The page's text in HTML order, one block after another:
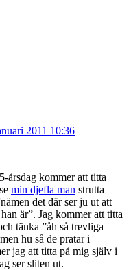
2011 10:36
årsdag kommer att titta
min djefla man strutta
det där ser ju ut att
är”. Jag kommer att titta
tänka ”åh så trevliga
hu så de pratar i
jag att titta på mig själv i
ser sliten ut.